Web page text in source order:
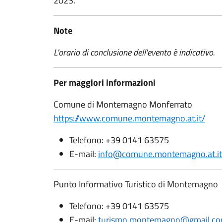
Note
L'orario di conclusione dell'evento è indicativo.
Per maggiori informazioni
Comune di Montemagno Monferrato
https://www.comune.montemagno.at.it/
Telefono: +39 0141 63575
E-mail: info@comune.montemagno.at.it
Punto Informativo Turistico di Montemagno
Telefono: +39 0141 63575